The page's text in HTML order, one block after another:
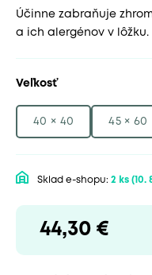
Účinne zabraňuje
a ich alergénov v
Veľkosť
40 × 40 45 × 60
Sklad e-shopu: 2 ks (10.
44,30 €